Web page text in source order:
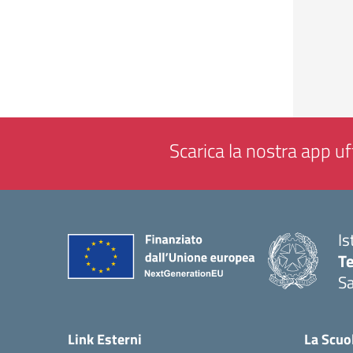
Scarica la nostra app
Link Esterni La